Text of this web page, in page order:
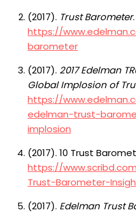
(2017). Trust Barometer.
https://
barometer
(2017). 2017 Edelman
Global Implosion of
https://
edelman-trust-
implosion
(2017). 10 Trust
https://
Trust-Barometer-
(2017). Edelman Trust